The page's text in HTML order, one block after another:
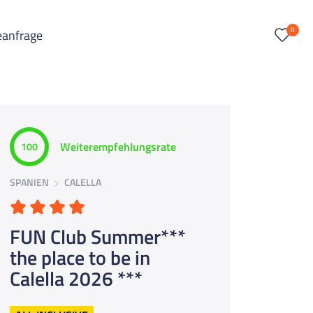
0
100 Weiterempfehlungsrate
SPANIEN CALELLA
FUN Club Summer***
the place to be in
Calella 2026 ***